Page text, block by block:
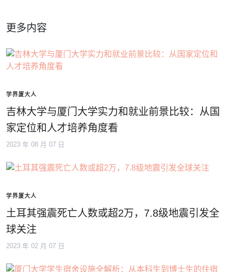
更多内容
学界厦大人
吉林大学与厦门大学实力和就业前景比较：从国
家定位和人才培养角度看
2023 年 08 月 07 日
学界厦大人
土耳其强震死亡人数或超2万，7.8级地震引发全
球关注
2023 年 02 月 07 日